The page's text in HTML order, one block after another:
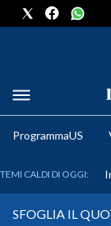
METEO
ProgrammaUS
TEMI CALDI DI OGGI:
SFOGLIA IL